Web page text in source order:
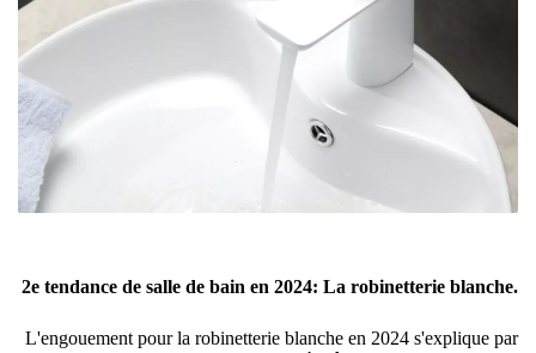
2e tendance de salle de bain en 2024: La robinetterie blanche.
L'engouement pour la robinetterie blanche en 2024 s'explique par